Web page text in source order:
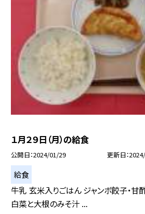
１月２９日（月）の給食
公開日 2024/01/29 更新日
給食
牛乳 玄米入りごはん ジャンボ餃子・甘
白菜と大根のみそ汁 ...